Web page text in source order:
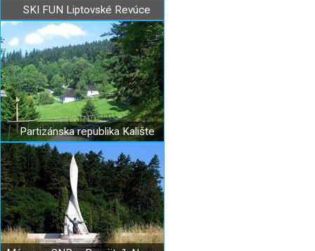
SKI FUN Liptovské Revúce
Partizánska republika Kalište